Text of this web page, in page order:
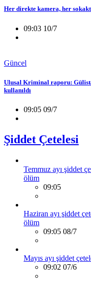
Her direkte kamera, her
09:03 10/7
Güncel
Ulusal Kriminal raporu:
kullanıldı
09:05 09/7
Şiddet Çetelesi
Temmuz ayı şiddet
ölüm
09:05
Haziran ayı şiddet
ölüm
09:05 08/7
Mayıs ayı şiddet
09:02 07/6